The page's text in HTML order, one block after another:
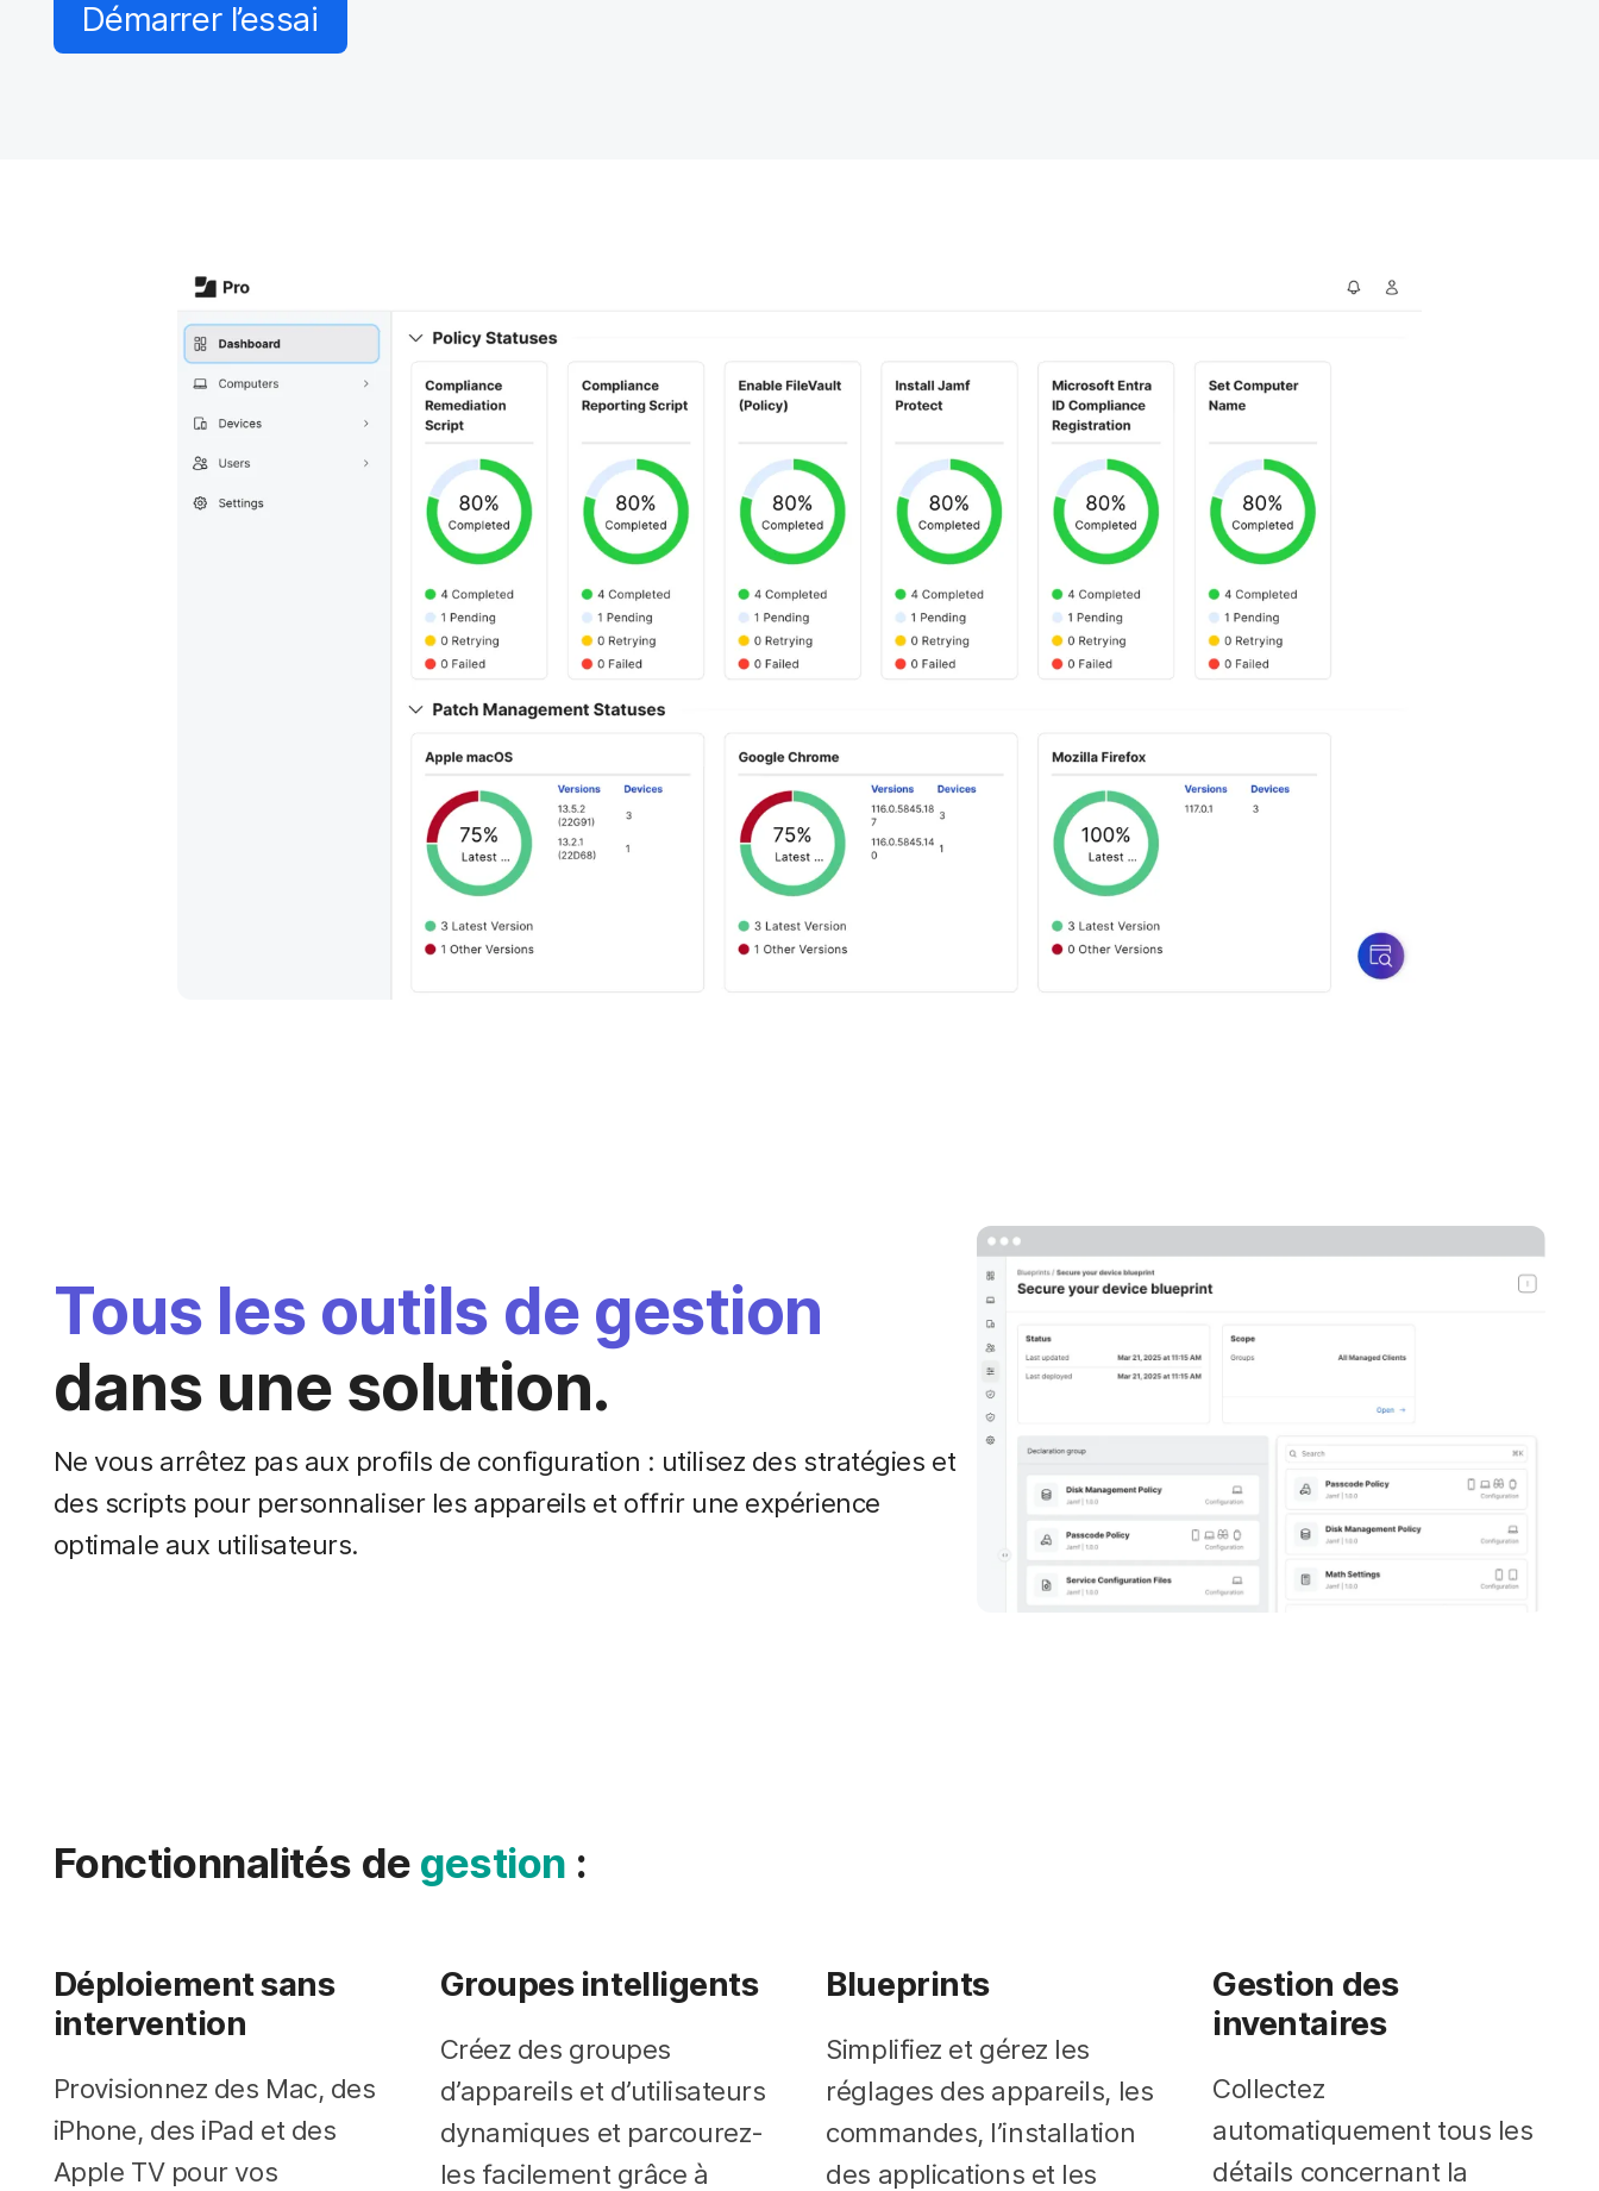
a
Démarrer l’essai
Tous les outils de gestion
dans une solution.
Ne vous arrêtez pas aux profils de configuration : utilisez des stratégies et
des scripts pour personnaliser les appareils et offrir une expérience
optimale aux utilisateurs.
Fonctionnalités de gestion :
Déploiement sans
intervention
Provisionnez des Mac, des
iPhone, des iPad et des
Apple TV pour vos
Groupes intelligents
Créez des groupes
d’appareils et d’utilisateurs
dynamiques et parcourez-
les facilement grâce à
Blueprints
Simplifiez et gérez les
réglages des appareils, les
commandes, l’installation
des applications et les
Gestion des
inventaires
Collectez
automatiquement tous les
détails concernant la